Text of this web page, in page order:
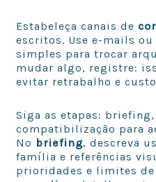
Estabeleça canais de
escritos. Use e-mails
simples para trocar
mudar algo, registre:
evitar retrabalho e
Siga as etapas:
compatibilização para
No briefing, descreva
família e referências
prioridades e limites de